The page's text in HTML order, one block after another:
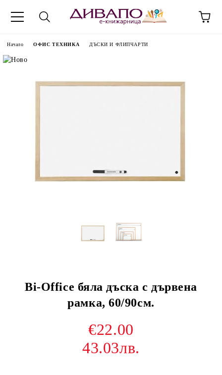
Начало ОФИС ТЕХНИКА ДЪСКИ И ФЛИПЧАРТИ
Bi-Office бяла дъска с дървена
рамка, 60/90см.
€22.00
43.03лв.